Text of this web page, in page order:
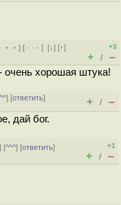
] [ · · ·][↓] [↑]
+3
+ / –
очень хорошая штука!
] [ответить]
+ / –
дай бог.
] [^^^] [ответить]
+1
+ / –